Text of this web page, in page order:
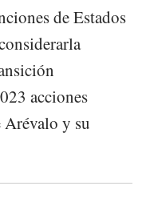
de Estados
acciones
y su